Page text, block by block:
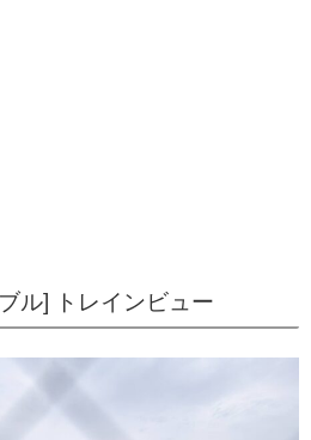
ル] トレインビュー